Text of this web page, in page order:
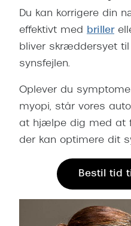
Du kan korrigere din
effektivt med
briller
bliver skræddersyet
synsfejlen.
Oplever du
myopi, står vores
at hjælpe dig med at
der kan optimere dit
Bestil tid